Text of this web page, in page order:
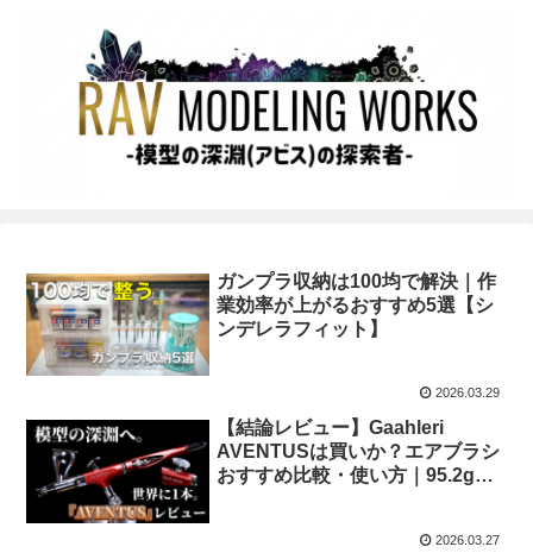
ガンプラ収納は100均で解決｜作
業効率が上がるおすすめ5選【シ
ンデレラフィット】
2026.03.29
【結論レビュー】Gaahleri
AVENTUSは買いか？エアブラシ
おすすめ比較・使い方｜95.2gの
2026.03.27